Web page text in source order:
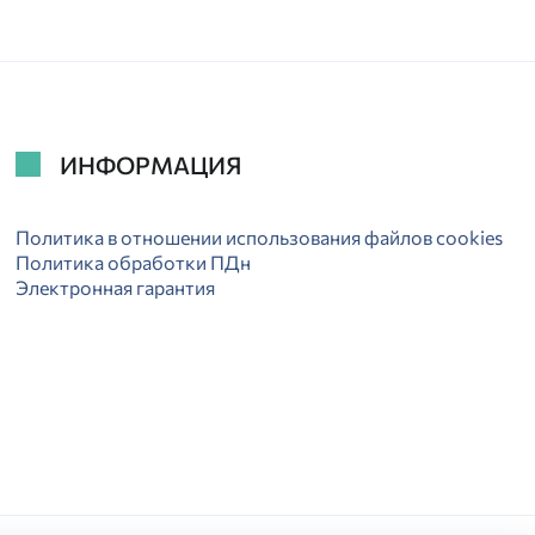
ИНФОРМАЦИЯ
Политика в отношении использования файлов cookies
Политика обработки ПДн
Электронная гарантия